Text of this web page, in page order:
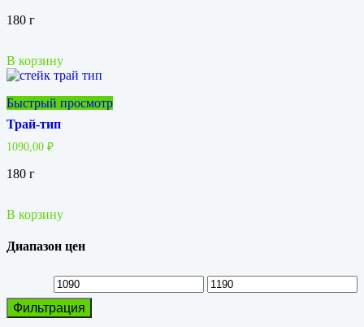
180 г
В корзину
Быстрый просмотр
Трай-тип
1090,00 ₽
180 г
В корзину
Диапазон цен
Минимальная
цена
Максимальная
Фильтрация